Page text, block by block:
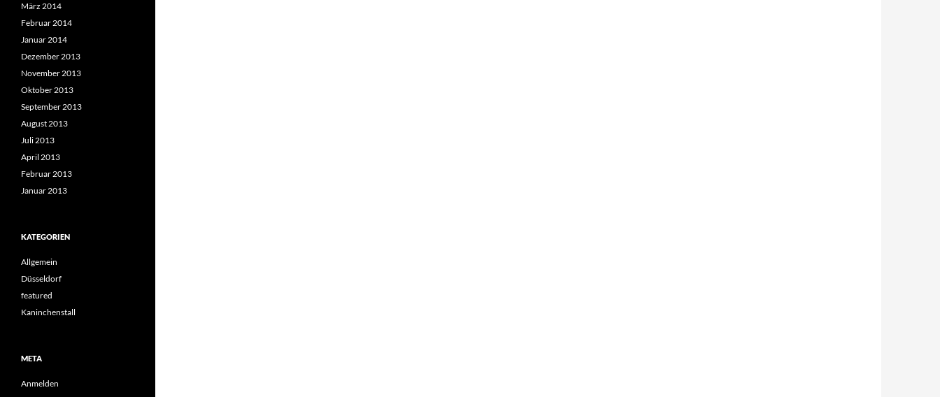
März 2014
Februar 2014
Januar 2014
Dezember 2013
November 2013
Oktober 2013
September 2013
August 2013
Juli 2013
April 2013
Februar 2013
Januar 2013
KATEGORIEN
Allgemein
Düsseldorf
featured
Kaninchenstall
META
Anmelden